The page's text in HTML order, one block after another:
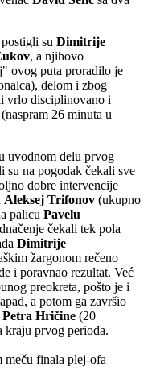
su Dimitrije
, a njihovo
ovog puta proradilo je
delom i zbog
vrlo disciplinovano i
26 minuta u
uvodnom delu prvog
su na pogodak čekali sve
dobre intervencije
Aleksej Trifonov (ukupno
palicu Pavelu
čekali tek pola
Dimitrije
žargonom rečeno
i poravnao rezultat. Već
preokreta, pošto je i
a potom ga završio
Petra Hričine (20
kraju prvog perioda.
meču finala plej-ofa